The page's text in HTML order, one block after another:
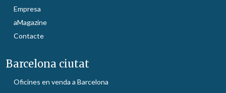
Empresa
aMagazine
Contacte
Barcelona ciutat
Oficines en venda a Barcelona